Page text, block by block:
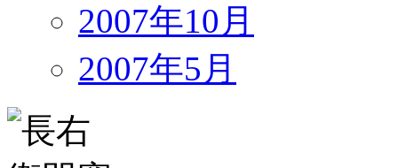
2007年10月
2007年5月